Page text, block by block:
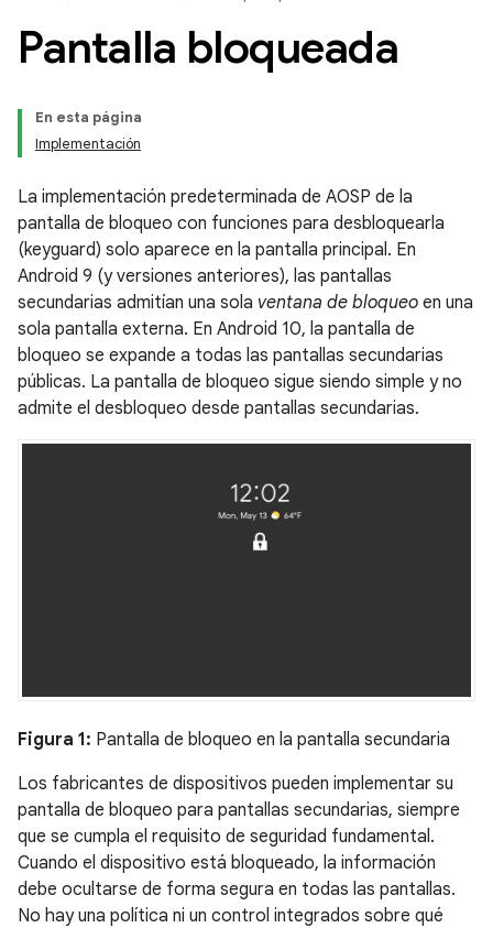
Pantalla bloqueada
En esta página
Implementación
La implementación predeterminada de AOSP de la
pantalla de bloqueo con funciones para desbloquearla
(keyguard) solo aparece en la pantalla principal. En
Android 9 (y versiones anteriores), las pantallas
secundarias admitían una sola ventana de bloqueo en una
sola pantalla externa. En Android 10, la pantalla de
bloqueo se expande a todas las pantallas secundarias
públicas. La pantalla de bloqueo sigue siendo simple y no
admite el desbloqueo desde pantallas secundarias.
Figura 1: Pantalla de bloqueo en la pantalla secundaria
Los fabricantes de dispositivos pueden implementar su
pantalla de bloqueo para pantallas secundarias, siempre
que se cumpla el requisito de seguridad fundamental.
Cuando el dispositivo está bloqueado, la información
debe ocultarse de forma segura en todas las pantallas.
No hay una política ni un control integrados sobre qué